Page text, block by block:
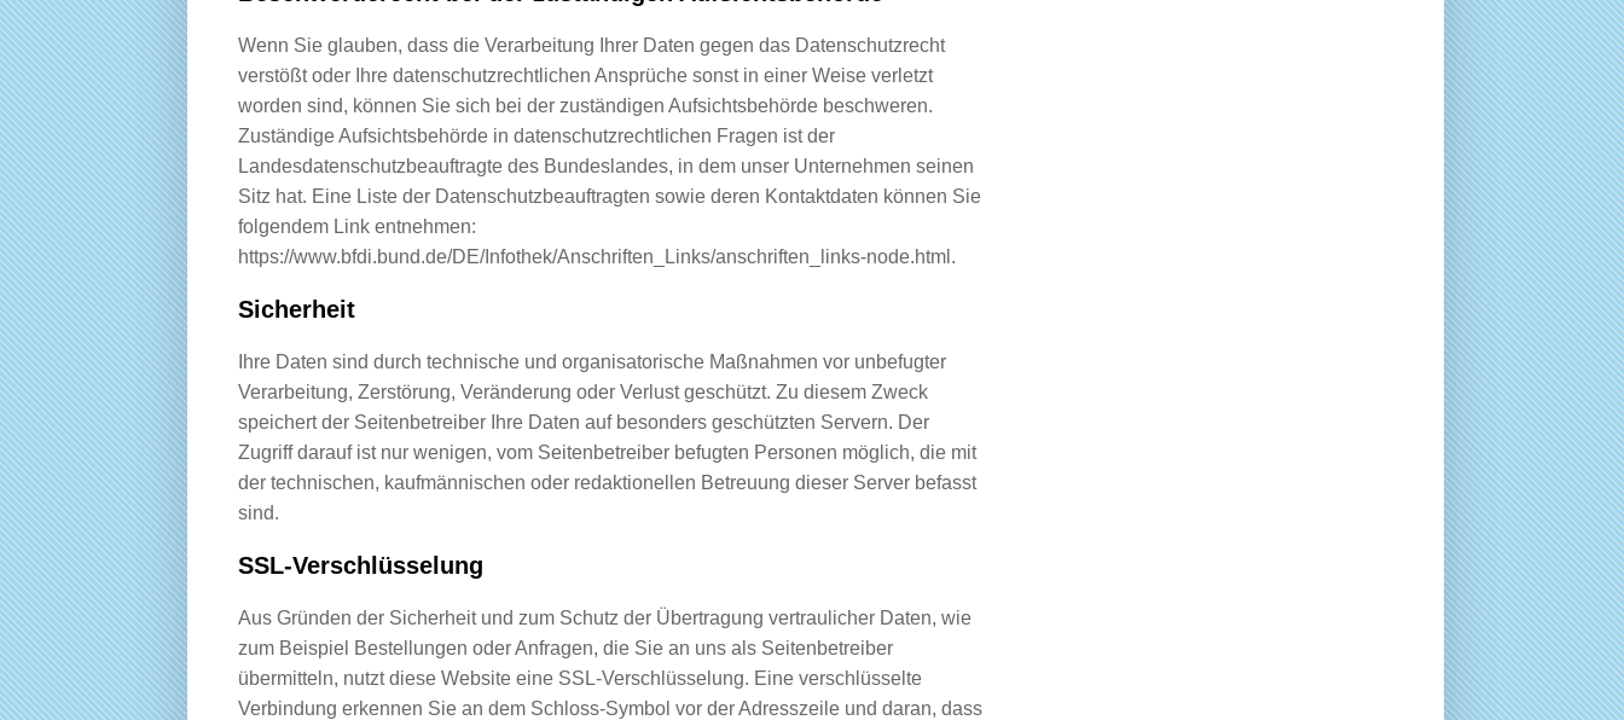
Wenn Sie glauben, dass die Verarbeitung Ihrer Daten gegen das Datenschutzrecht
verstößt oder Ihre datenschutzrechtlichen Ansprüche sonst in einer Weise verletzt
worden sind, können Sie sich bei der zuständigen Aufsichtsbehörde beschweren.
Zuständige Aufsichtsbehörde in datenschutzrechtlichen Fragen ist der
Landesdatenschutzbeauftragte des Bundeslandes, in dem unser Unternehmen seinen
Sitz hat. Eine Liste der Datenschutzbeauftragten sowie deren Kontaktdaten können Sie
folgendem Link entnehmen:
https://www.bfdi.bund.de/DE/Infothek/Anschriften_Links/anschriften_links-node.html .
Sicherheit
Ihre Daten sind durch technische und organisatorische Maßnahmen vor unbefugter
Verarbeitung, Zerstörung, Veränderung oder Verlust geschützt. Zu diesem Zweck
speichert der Seitenbetreiber Ihre Daten auf besonders geschützten Servern. Der
Zugriff darauf ist nur wenigen, vom Seitenbetreiber befugten Personen möglich, die mit
der technischen, kaufmännischen oder redaktionellen Betreuung dieser Server befasst
sind.
SSL-Verschlüsselung
Aus Gründen der Sicherheit und zum Schutz der Übertragung vertraulicher Daten, wie
zum Beispiel Bestellungen oder Anfragen, die Sie an uns als Seitenbetreiber
übermitteln, nutzt diese Website eine SSL-Verschlüsselung. Eine verschlüsselte
Verbindung erkennen Sie an dem Schloss-Symbol vor der Adresszeile und daran, dass